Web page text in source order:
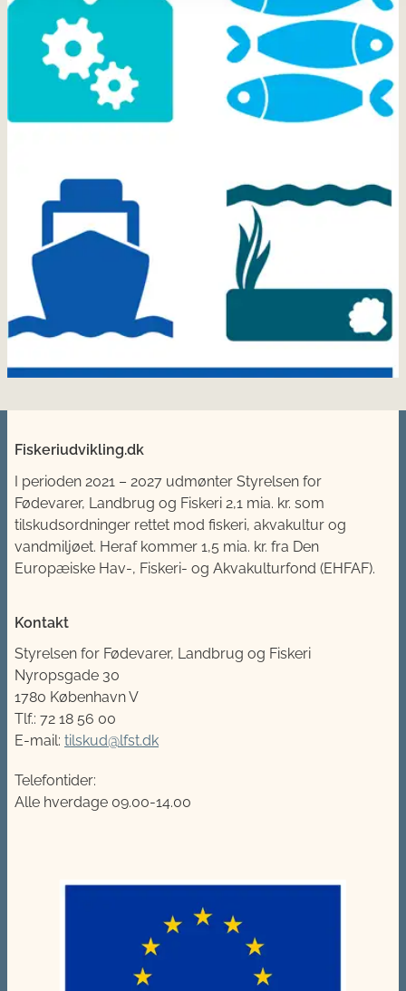
Fiskeriudvikling.dk
I perioden 2021 – 2027 udmønter Styrelsen for
Fødevarer, Landbrug og Fiskeri 2,1 mia. kr. som
tilskudsordninger rettet mod fiskeri, akvakultur og
vandmiljøet. Heraf kommer 1,5 mia. kr. fra Den
Europæiske Hav-, Fiskeri- og Akvakulturfond (EHFAF).
Kontakt
Styrelsen for Fødevarer, Landbrug og Fiskeri
Nyropsgade 30
1780 København V
Tlf.: 72 18 56 00
E-mail: tilskud@lfst.dk
Telefontider:
Alle hverdage 09.00-14.00